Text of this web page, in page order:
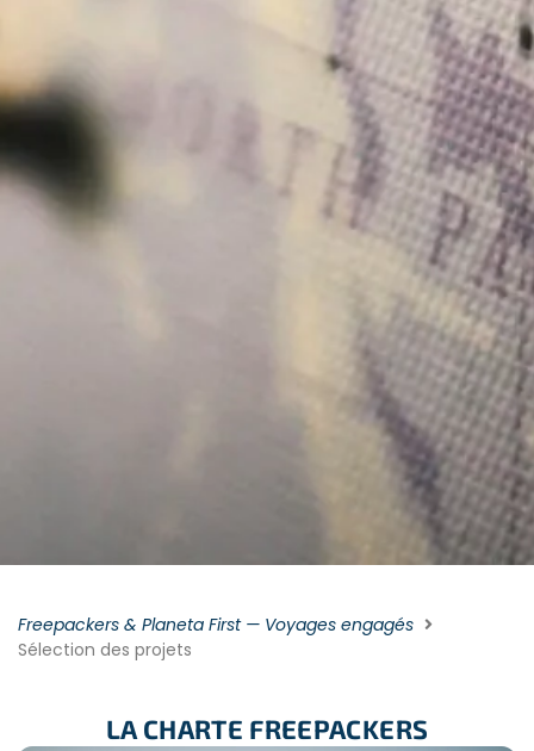
Freepackers & Planeta First — Voyages engagés
Sélection des projets
LA CHARTE FREEPACKERS